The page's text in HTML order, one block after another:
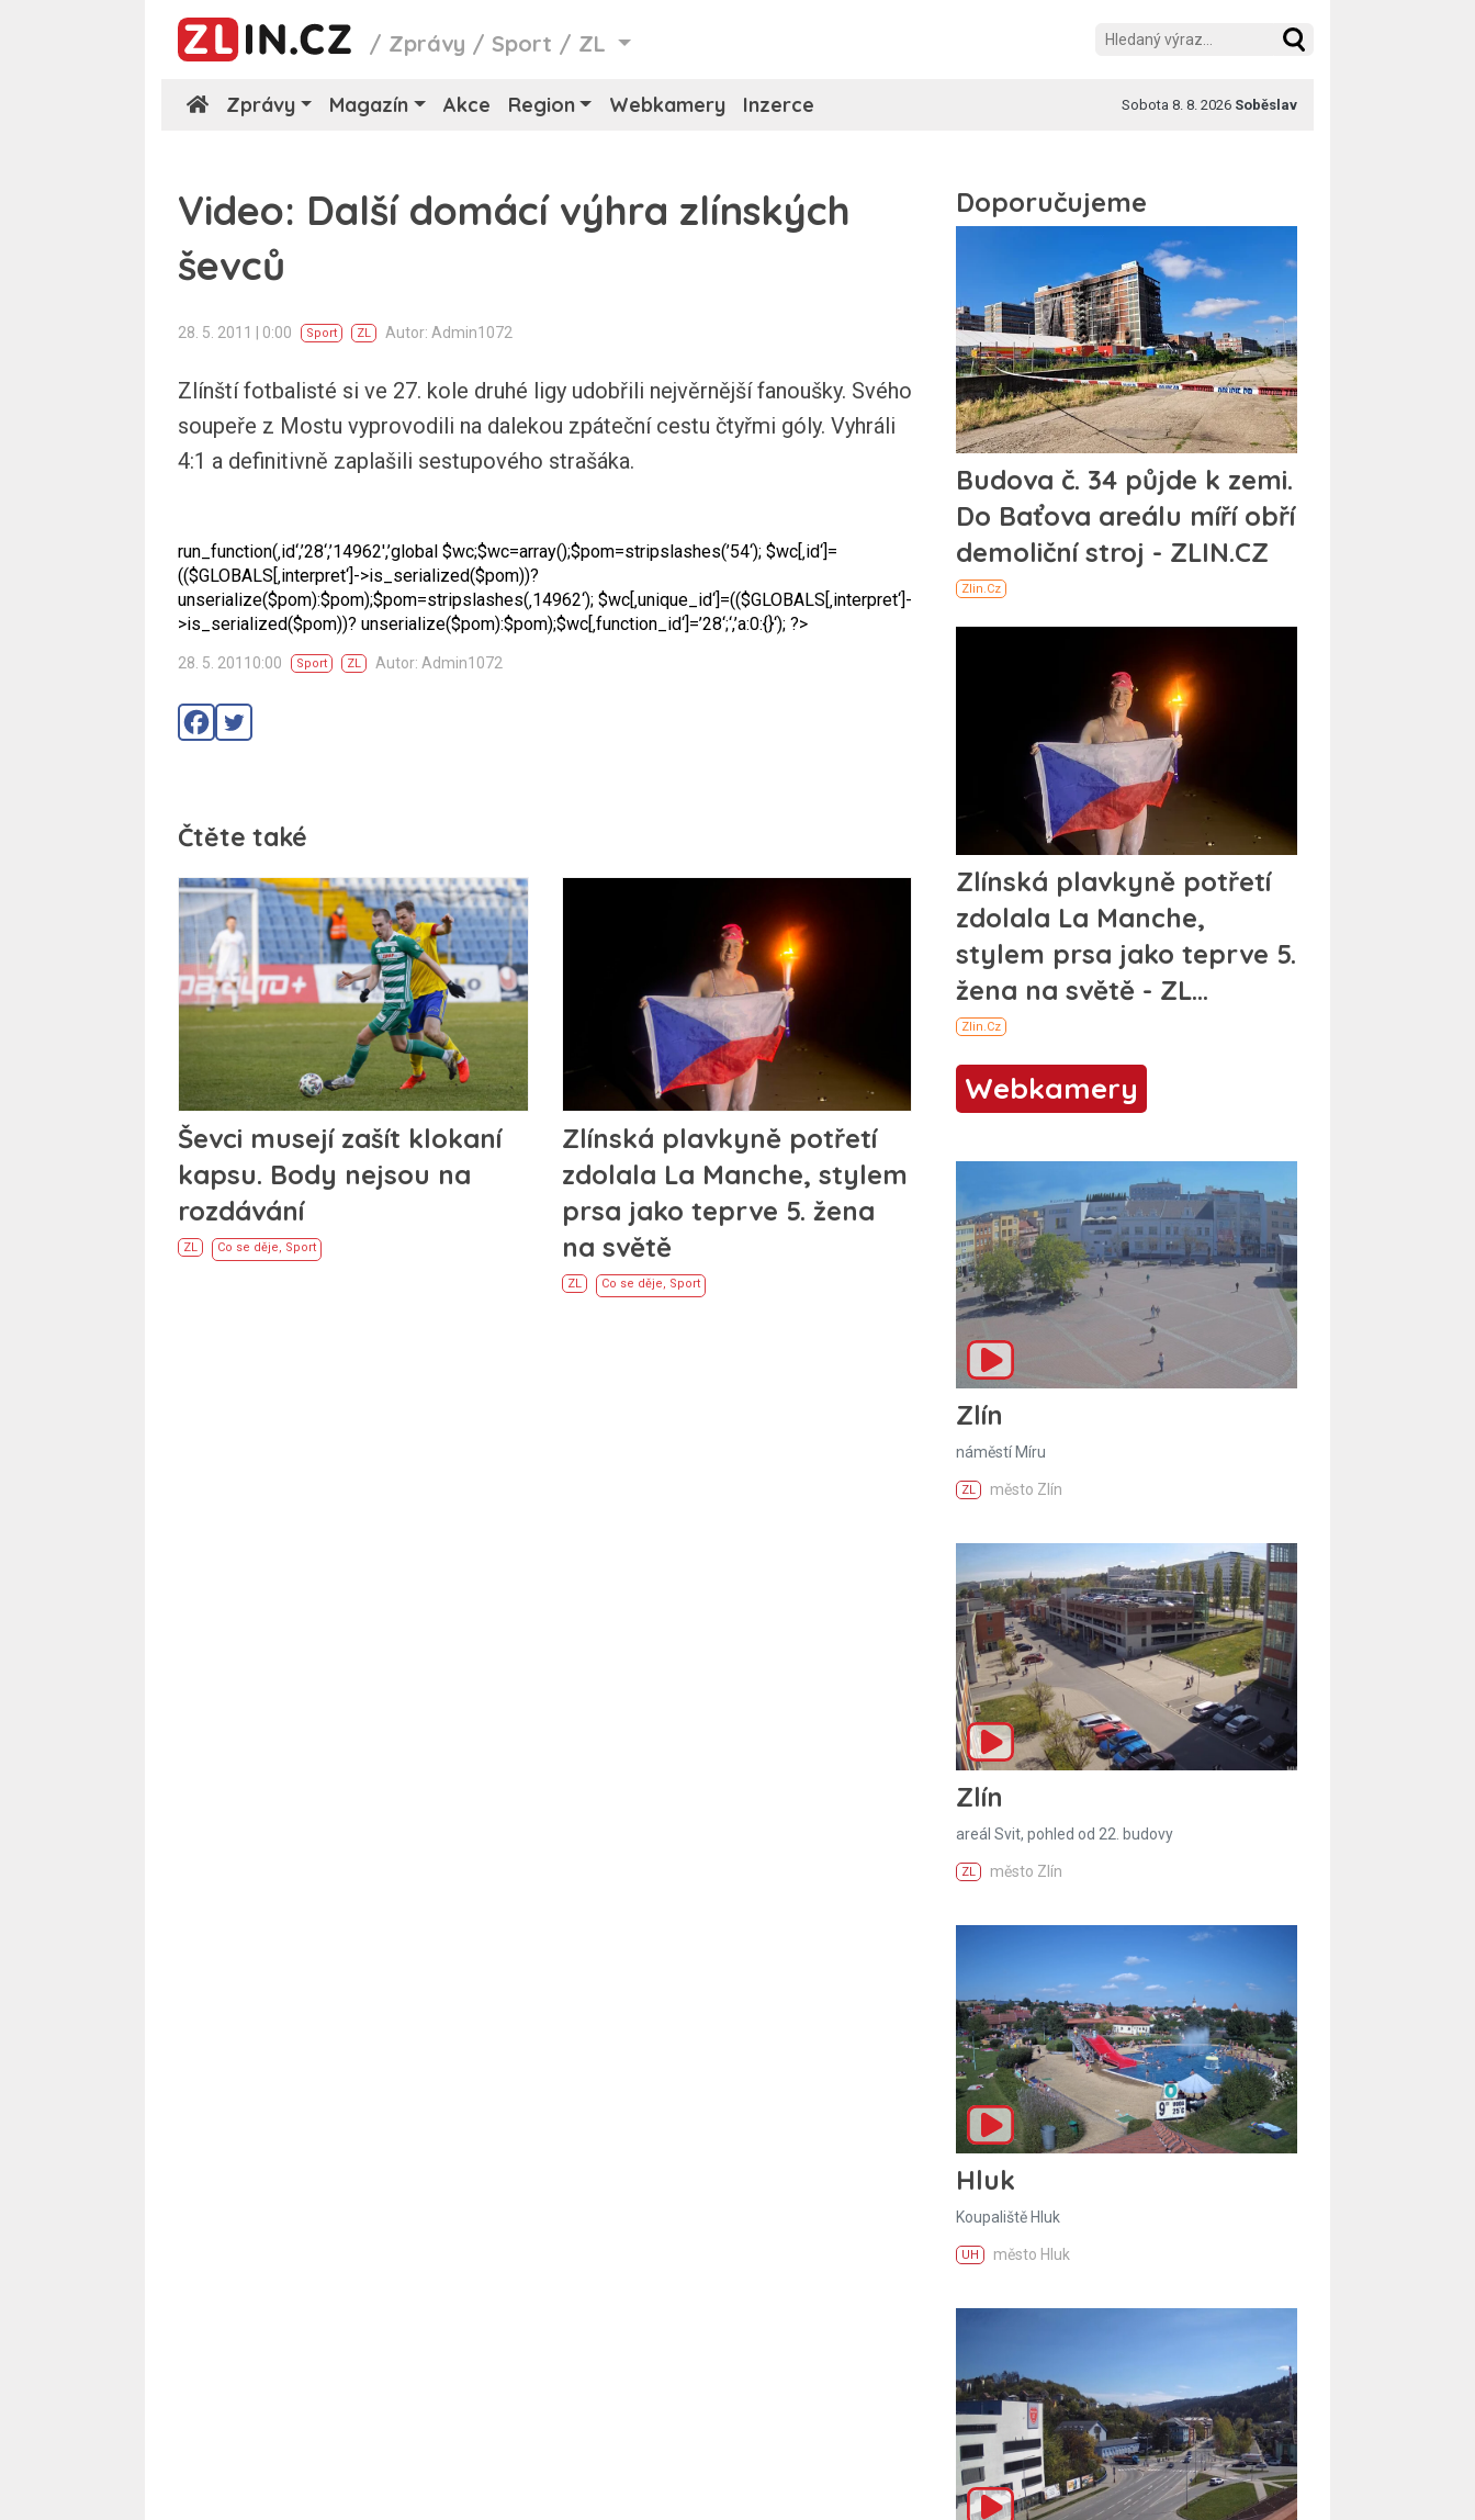
/ Zprávy /Sport / ZL
Zprávy Magazín Akce Region Webkamery Inzerce Sobota 8. 8. 2026 Soběslav
Video: Další domácí výhra zlínských
ševců
28. 5. 2011 | 0:00 Sport ZL Autor: Admin1072
Zlínští fotbalisté si ve 27. kole druhé ligy udobřili nejvěrnější fanoušky. Svého
soupeře z Mostu vyprovodili na dalekou zpáteční cestu čtyřmi góly. Vyhráli
4:1 a definitivně zaplašili sestupového strašáka.
run_function(‚id‘,’28‘,’14962′,’global $wc;$wc=array();$pom=stripslashes(’54‘); $wc[‚id‘]=
(($GLOBALS[‚interpret‘]->is_serialized($pom))?
unserialize($pom):$pom);$pom=stripslashes(‚14962‘); $wc[‚unique_id‘]=(($GLOBALS[‚interpret‘]-
>is_serialized($pom))? unserialize($pom):$pom);$wc[‚function_id‘]=’28‘;‘,’a:0:{}‘); ?>
28. 5. 20110:00 Sport ZL Autor: Admin1072
Čtěte také
Ševci musejí zašít klokaní
kapsu. Body nejsou na
rozdávání
ZL Co se děje, Sport
Zlínská plavkyně potřetí
zdolala La Manche, stylem
prsa jako teprve 5. žena
na světě
ZL Co se děje, Sport
Webkamery
Zlín
náměstí Míru
ZL město Zlín
Zlín
areál Svit, pohled od 22. budovy
ZL město Zlín
Hluk
Koupaliště Hluk
UH město Hluk